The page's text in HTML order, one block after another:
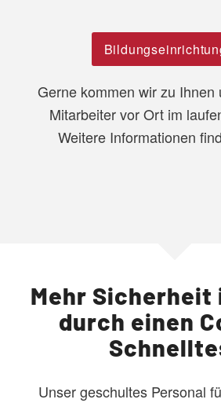
Gerne kommen wir zu Ihnen
Mitarbeiter vor Ort im
Weitere Informationen
Mehr Sicherheit
durch einen
Unser geschultes Personal